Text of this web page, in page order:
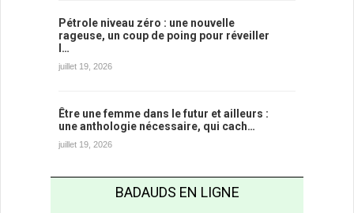
Pétrole niveau zéro : une nouvelle
rageuse, un coup de poing pour réveiller
l…
juillet 19, 2026
Être une femme dans le futur et ailleurs :
une anthologie nécessaire, qui cach…
juillet 19, 2026
BADAUDS EN LIGNE